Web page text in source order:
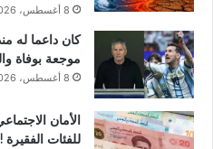
8 أغسطس، 2026
كان داعما له
موجعة بوفاة والده
8 أغسطس، 2026
الأمان
للفئات الفقيرة